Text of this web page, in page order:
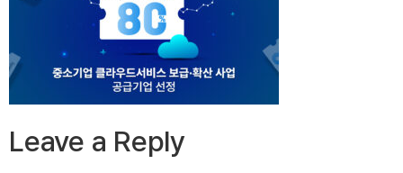
Leave a Reply